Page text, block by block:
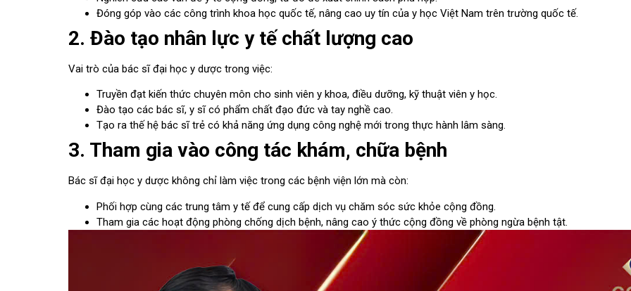
Đóng góp vào các công trình khoa học quốc tế, nâng cao uy tín của y học Việt Nam trên trường quốc tế.
2. Đào tạo nhân lực y tế chất lượng cao
Vai trò của bác sĩ đại học y dược trong việc:
Truyền đạt kiến thức chuyên môn cho sinh viên y khoa, điều dưỡng, kỹ thuật viên y học.
Đào tạo các bác sĩ, y sĩ có phẩm chất đạo đức và tay nghề cao.
Tạo ra thế hệ bác sĩ trẻ có khả năng ứng dụng công nghệ mới trong thực hành lâm sàng.
3. Tham gia vào công tác khám, chữa bệnh
Bác sĩ đại học y dược không chỉ làm việc trong các bệnh viện lớn mà còn:
Phối hợp cùng các trung tâm y tế để cung cấp dịch vụ chăm sóc sức khỏe cộng đồng.
Tham gia các hoạt động phòng chống dịch bệnh, nâng cao ý thức cộng đồng về phòng ngừa bệnh tật.